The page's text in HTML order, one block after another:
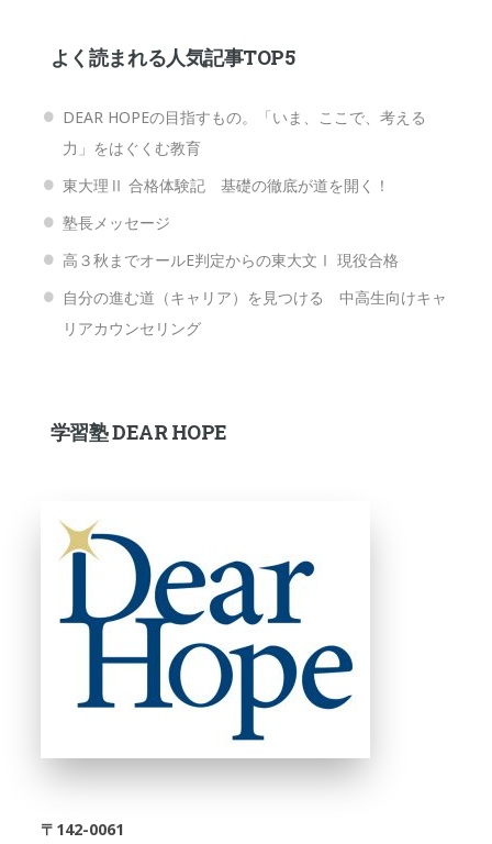
よく読まれる人気記事TOP5
DEAR HOPEの目指すもの。「いま、ここで、考える
力」をはぐくむ教育
東大理Ⅱ 合格体験記 基礎の徹底が道を開く！
塾長メッセージ
高３秋までオールE判定からの東大文Ⅰ 現役合格
自分の進む道（キャリア）を見つける 中高生向けキャ
リアカウンセリング
学習塾 DEAR HOPE
〒142-0061